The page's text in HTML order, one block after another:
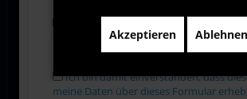
Geschäftsbedingungen zu.
Ich bin damit einverstanden, dass
meine Daten über dieses Formular
Akzeptieren Ablehnen